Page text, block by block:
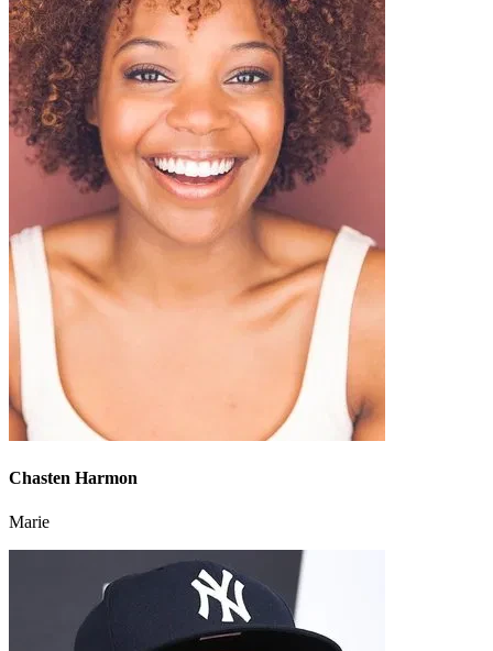
Chasten Harmon
Marie